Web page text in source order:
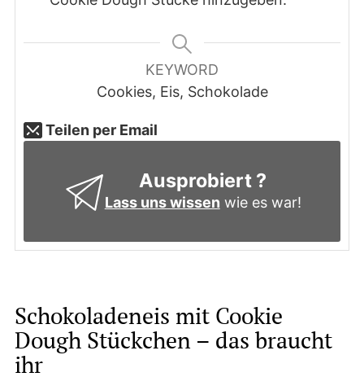
KEYWORD
Cookies, Eis, Schokolade
Teilen per Email
Ausprobiert ?
Lass uns wissen wie es war!
Schokoladeneis mit Cookie
Dough Stückchen – das braucht
ihr